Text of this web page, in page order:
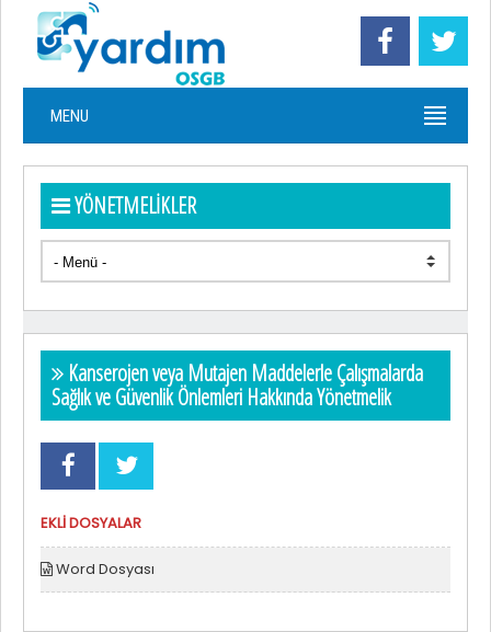
MENU
YÖNETMELİKLER
Kanserojen veya Mutajen Maddelerle Çalışmalarda
Sağlık ve Güvenlik Önlemleri Hakkında Yönetmelik
EKLİ DOSYALAR
Word Dosyası